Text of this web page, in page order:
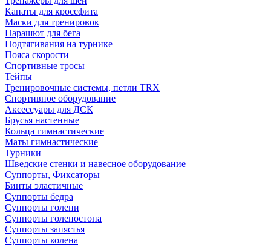
Канаты для кроссфита
Маски для тренировок
Парашют для бега
Подтягивания на турнике
Пояса скорости
Спортивные тросы
Тейпы
Тренировочные системы, петли TRX
Спортивное оборудование
Аксессуары для ДСК
Брусья настенные
Кольца гимнастические
Маты гимнастические
Турники
Шведские стенки и навесное оборудование
Суппорты, Фиксаторы
Бинты эластичные
Суппорты бедра
Суппорты голени
Суппорты голеностопа
Суппорты запястья
Суппорты колена